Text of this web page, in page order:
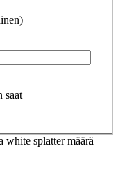
saat
splatter määrä